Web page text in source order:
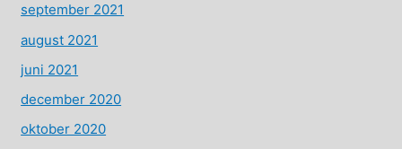
september 2021
august 2021
juni 2021
december 2020
oktober 2020